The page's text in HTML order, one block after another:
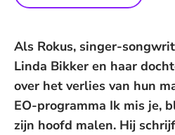
Als Rokus, singer-
Linda Bikker en haar
over het verlies van hun
EO-programma Ik mis je,
zijn hoofd malen. Hij